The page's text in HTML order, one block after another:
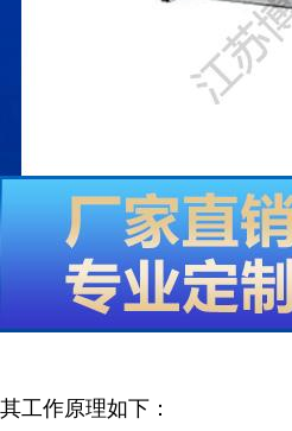
其工作原理如下：